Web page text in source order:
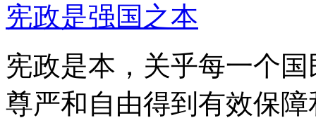
宪政是强国之本
宪政是本，关乎每一个
尊严和自由得到有效保